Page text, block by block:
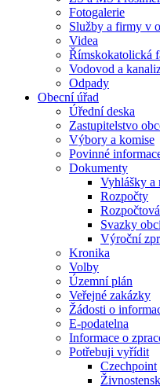
Fotogalerie
Služby a firmy v
Videa
Římskokatolická
Vodovod a
Odpady
Obecní úřad
Úřední deska
Zastupitelstvo
Výbory a komise
Povinné
Dokumenty
Vyhlášky a
Rozpočty
Svazky
Výroční
Kronika
Volby
Územní plán
Veřejné zakázky
Žádosti o
E-podatelna
Informace o
Potřebuji vyřídit
Czechpoint